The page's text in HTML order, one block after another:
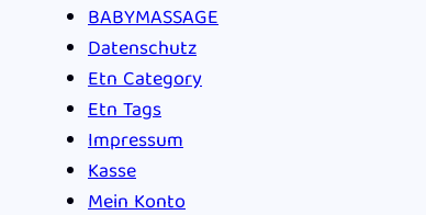
BABYMASSAGE
Datenschutz
Etn Category
Etn Tags
Impressum
Kasse
Mein Konto